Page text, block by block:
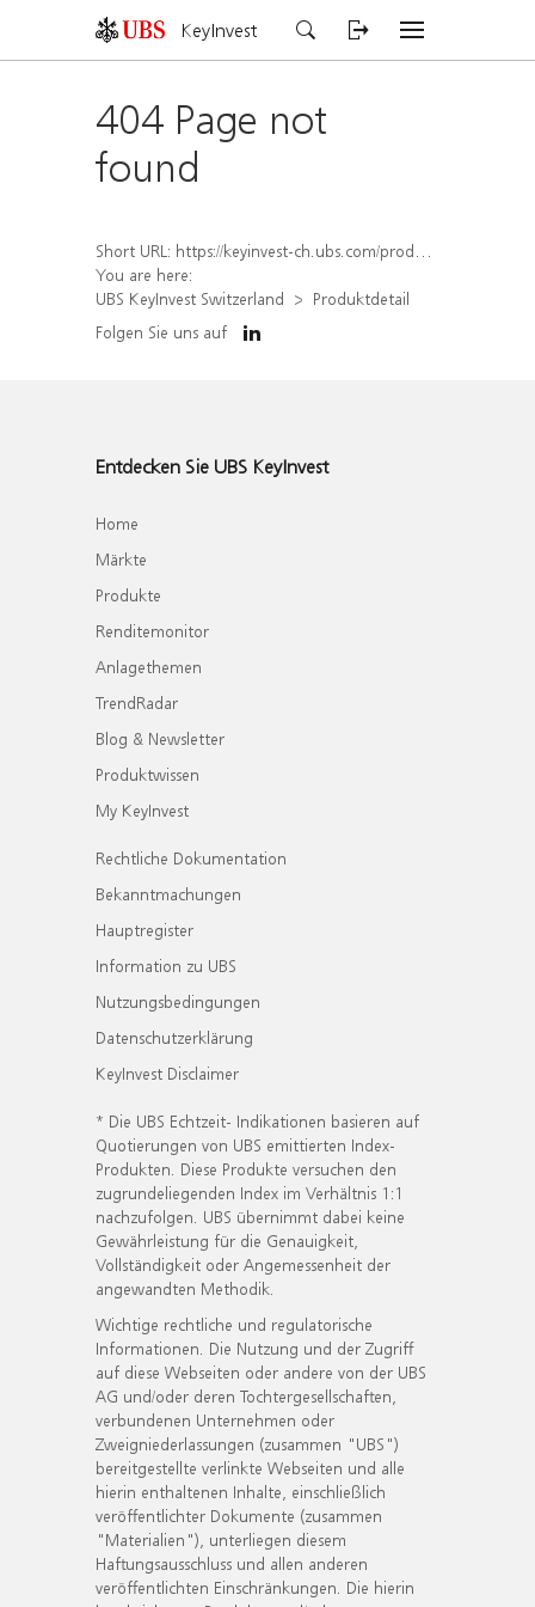
KeyInvest
404 Page not
found
Short URL: https://keyinvest-ch.ubs.com/produkt/detail/index/isin/CH1580499502
You are here:
UBS KeyInvest Switzerland
Produktdetail
Folgen Sie uns auf
Entdecken Sie UBS KeyInvest
Home
Märkte
Produkte
Renditemonitor
Anlagethemen
TrendRadar
Blog & Newsletter
Produktwissen
My KeyInvest
Rechtliche Dokumentation
Bekanntmachungen
Hauptregister
Information zu UBS
Nutzungsbedingungen
Datenschutzerklärung
KeyInvest Disclaimer
* Die UBS Echtzeit- Indikationen basieren auf
Quotierungen von UBS emittierten Index-
Produkten. Diese Produkte versuchen den
zugrundeliegenden Index im Verhältnis 1:1
nachzufolgen. UBS übernimmt dabei keine
Gewährleistung für die Genauigkeit,
Vollständigkeit oder Angemessenheit der
angewandten Methodik.
Wichtige rechtliche und regulatorische
Informationen. Die Nutzung und der Zugriff
auf diese Webseiten oder andere von der UBS
AG und/oder deren Tochtergesellschaften,
verbundenen Unternehmen oder
Zweigniederlassungen (zusammen "UBS")
bereitgestellte verlinkte Webseiten und alle
hierin enthaltenen Inhalte, einschließlich
veröffentlichter Dokumente (zusammen
"Materialien"), unterliegen diesem
Haftungsausschluss und allen anderen
veröffentlichten Einschränkungen. Die hierin